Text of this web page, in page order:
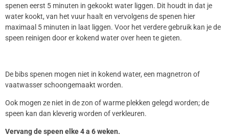
spenen eerst 5 minuten in gekookt water liggen. Dit houdt in dat je
water kookt, van het vuur haalt en vervolgens de spenen hier
maximaal 5 minuten in laat liggen. Voor het verdere gebruik kan je de
speen reinigen door er kokend water over heen te gieten.
De bibs spenen mogen niet in kokend water, een magnetron of
vaatwasser schoongemaakt worden.
Ook mogen ze niet in de zon of warme plekken gelegd worden; de
speen kan dan kleverig worden of verkleuren.
Vervang de speen elke 4 a 6 weken.